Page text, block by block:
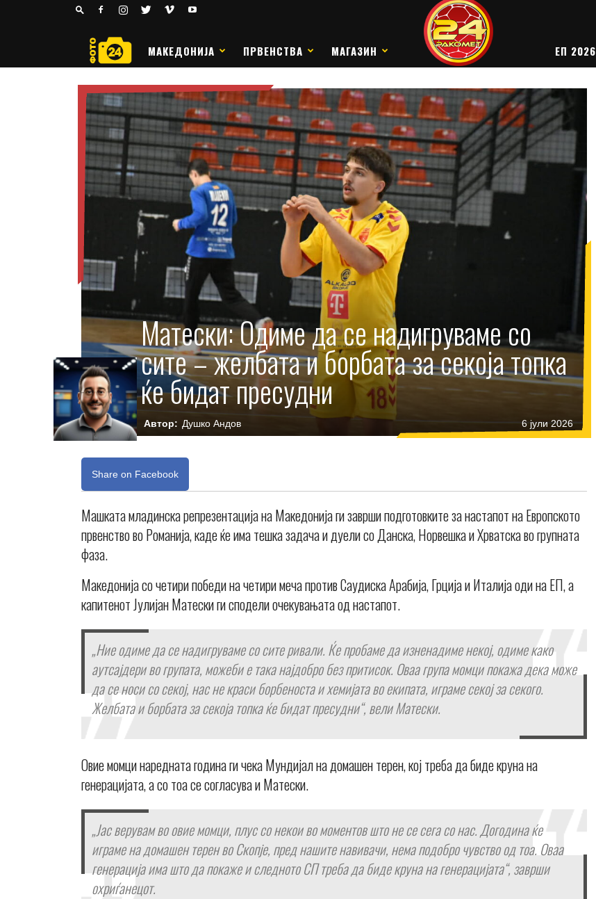
РАКОМЕТ
МАКЕДОНИЈА ПРВЕНСТВА МАГАЗИН ЕП 2026
Матески: Одиме да се надигруваме со
сите – желбата и борбата за секоја топка
ќе бидат пресудни
Автор: Душко Андов 6 јули 2026
Share on Facebook
Машката младинска репрезентација на Македонија ги заврши подготовките за настапот на Европското
првенство во Романија, каде ќе има тешка задача и дуели со Данска, Норвешка и Хрватска во групната
фаза.
Македонија со четири победи на четири меча против Саудиска Арабија, Грција и Италија оди на ЕП, а
капитенот Јулијан Матески ги сподели очекувањата од настапот.
„Ние одиме да се надигруваме со сите ривали. Ќе пробаме да изненадиме некој, одиме како
аутсајдери во групата, можеби е така најдобро без притисок. Оваа група момци покажа дека може
да се носи со секој, нас не краси борбеноста и хемијата во екипата, играме секој за секого.
Желбата и борбата за секоја топка ќе бидат пресудни“, вели Матески.
Овие момци наредната година ги чека Мундијал на домашен терен, кој треба да биде круна на
генерацијата, а со тоа се согласува и Матески.
„Јас верувам во овие момци, плус со некои во моментов што не се сега со нас. Догодина ќе
играме на домашен терен во Скопје, пред нашите навивачи, нема подобро чувство од тоа. Оваа
генерација има што да покаже и следното СП треба да биде круна на генерацијата“, заврши
охриѓанецот.